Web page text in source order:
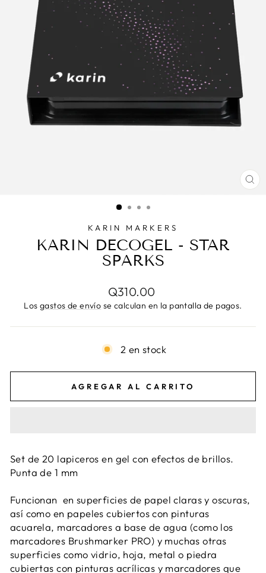
KARIN MARKERS
KARIN DECOGEL - STAR
SPARKS
Precio
habitual
Q310.00
Losgastos de envío se calculan en la pantalla de pagos.
2 en stock
AGREGAR AL CARRITO
Set de 20 lapiceros en gel con efectos de brillos.
Punta de 1 mm
Funcionan en superficies de papel claras y oscuras,
así como en papeles cubiertos con pinturas
acuarela, marcadores a base de agua (como los
marcadores Brushmarker PRO) y muchas otras
superficies como vidrio, hoja, metal o piedra
cubiertas con pinturas acrílicas y marcadores que